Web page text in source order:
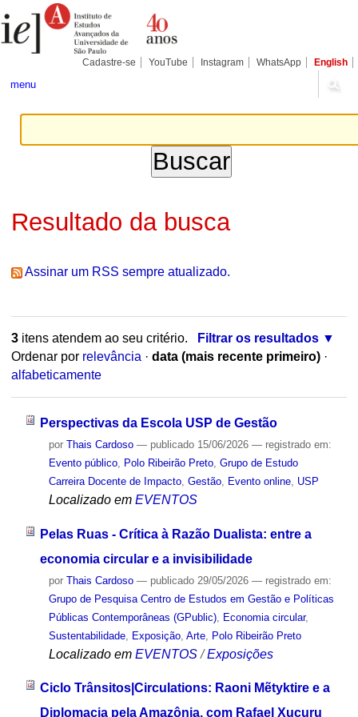
para
conteúdo.
Pessoais
Cadastre-se YouTube Instagram WhatsApp English
menu
Resultado da busca
Assinar um RSS sempre atualizado.
3itens atendem ao seu critério.
Filtrar os resultados
Ordenar por relevância · data (mais recente primeiro) ·
alfabeticamente
Perspectivas da Escola USP de Gestão
por Thais Cardoso — publicado15/06/2026 — registrado em:
Evento público, Polo Ribeirão Preto, Grupo de Estudo
Carreira Docente de Impacto, Gestão, Evento online, USP
Localizado em EVENTOS
Pelas Ruas - Crítica à Razão Dualista: entre a
economia circular e a invisibilidade
por Thais Cardoso — publicado29/05/2026 — registrado em:
Grupo de Pesquisa Centro de Estudos em Gestão e Políticas
Públicas Contemporâneas (GPublic), Economia circular,
Sustentabilidade, Exposição, Arte, Polo Ribeirão Preto
Localizado em EVENTOS /Exposições
Ciclo Trânsitos|Circulations: Raoni Mẽtyktire e a
Diplomacia pela Amazônia, com Rafael Xucuru